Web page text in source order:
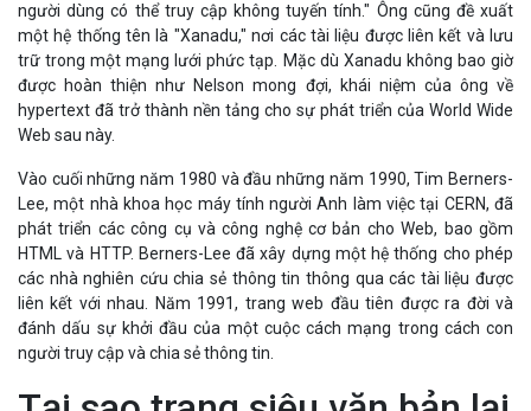
người dùng có thể truy cập không tuyến tính." Ông cũng đề xuất
một hệ thống tên là "Xanadu," nơi các tài liệu được liên kết và lưu
trữ trong một mạng lưới phức tạp. Mặc dù Xanadu không bao giờ
được hoàn thiện như Nelson mong đợi, khái niệm của ông về
hypertext đã trở thành nền tảng cho sự phát triển của World Wide
Web sau này.
Vào cuối những năm 1980 và đầu những năm 1990, Tim Berners-
Lee, một nhà khoa học máy tính người Anh làm việc tại CERN, đã
phát triển các công cụ và công nghệ cơ bản cho Web, bao gồm
HTML và HTTP. Berners-Lee đã xây dựng một hệ thống cho phép
các nhà nghiên cứu chia sẻ thông tin thông qua các tài liệu được
liên kết với nhau. Năm 1991, trang web đầu tiên được ra đời và
đánh dấu sự khởi đầu của một cuộc cách mạng trong cách con
người truy cập và chia sẻ thông tin.